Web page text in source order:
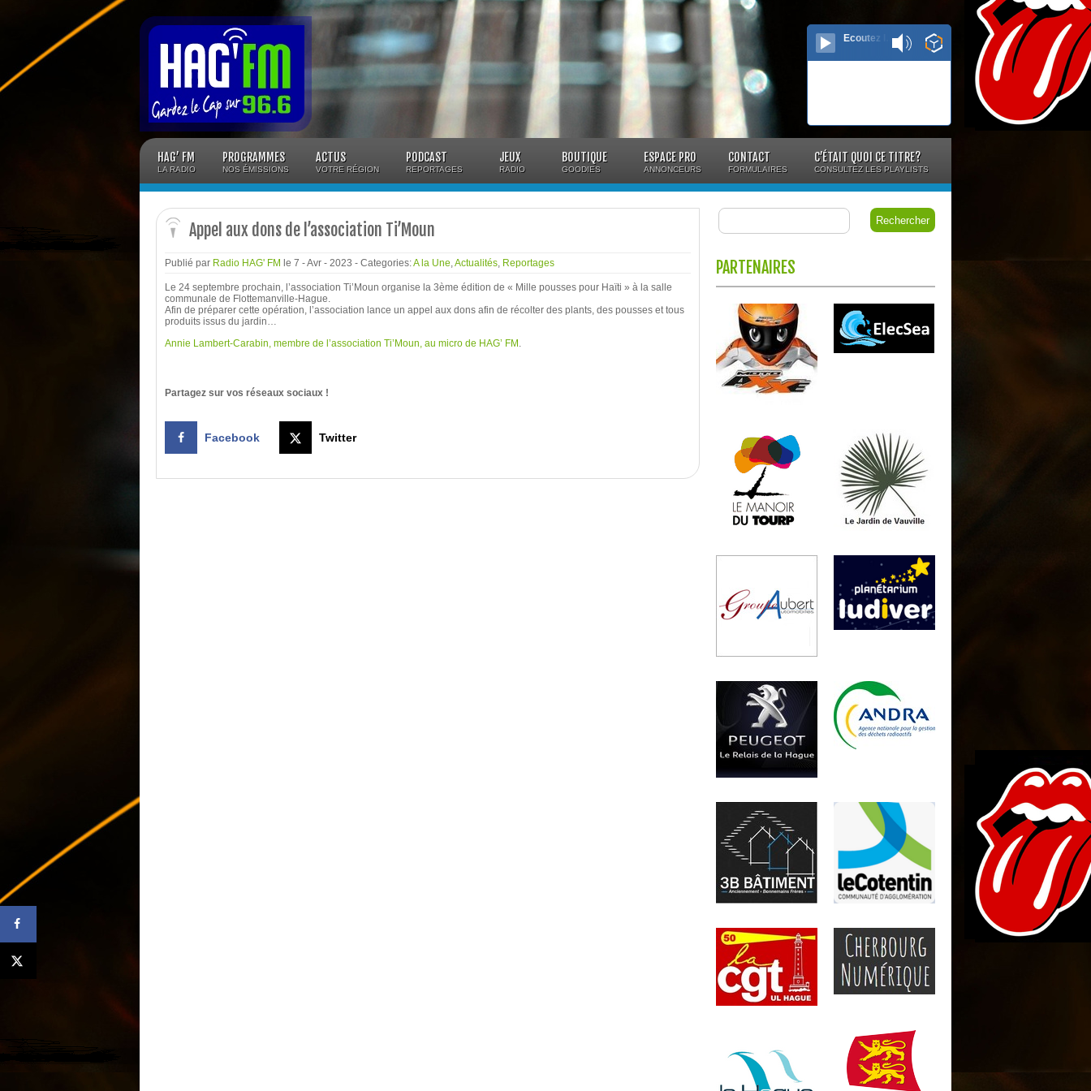
Ecoutez le direct...
HAG’ FM
LA RADIO
PROGRAMMES
NOS ÉMISSIONS
ACTUS
VOTRE RÉGION
PODCAST
REPORTAGES
JEUX
RADIO
BOUTIQUE
GOODIES
ESPACE PRO
ANNONCEURS
CONTACT
FORMULAIRES
C’ÉTAIT QUOI CE TITRE?
CONSULTEZ LES PLAYLISTS
Appel aux dons de l’association Ti’Moun
Publié par Radio HAG' FM le 7 - Avr - 2023 - Categories:A la Une,Actualités, Reportages
Le 24 septembre prochain, l’association Ti’Moun organise la 3ème édition de « Mille pousses pour Haïti » à la salle
communale de Flottemanville-Hague.
Afin de préparer cette opération, l’association lance un appel aux dons afin de récolter des plants, des pousses et tous
produits issus du jardin…
Annie Lambert-Carabin, membre de l’association Ti’Moun, au micro de HAG’ FM .
Partagez sur vos réseaux sociaux !
Facebook Twitter
PARTENAIRES
Panneau de gestion des cookies